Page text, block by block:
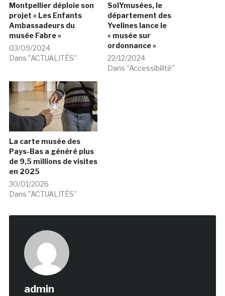
Montpellier déploie son
projet « Les Enfants
Ambassadeurs du
musée Fabre »
03/09/2024
Dans "ACTUALITÉS"
SolYmusées, le
département des
Yvelines lance le
« musée sur
ordonnance »
22/12/2024
Dans "Accessibilité"
La carte musée des
Pays-Bas a généré plus
de 9,5 millions de visites
en 2025
30/01/2026
Dans "ACTUALITÉS"
admin